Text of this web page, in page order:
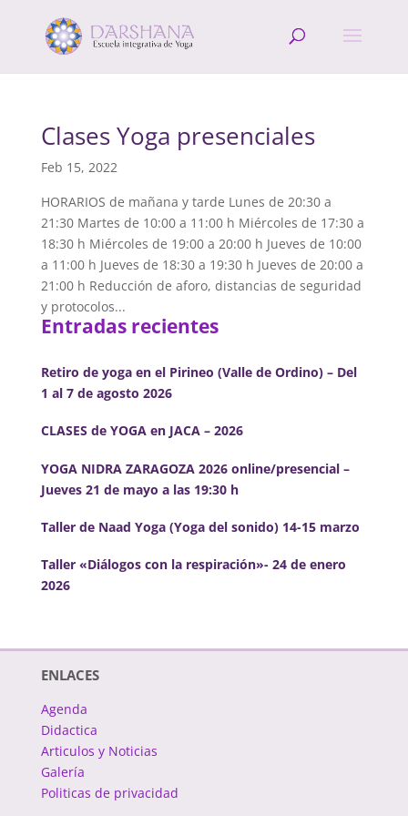
Clases Yoga presenciales
Feb 15, 2022
HORARIOS de mañana y tarde Lunes de 20:30 a
21:30 Martes de 10:00 a 11:00 h Miércoles de 17:30 a
18:30 h Miércoles de 19:00 a 20:00 h Jueves de 10:00
a 11:00 h Jueves de 18:30 a 19:30 h Jueves de 20:00 a
21:00 h Reducción de aforo, distancias de seguridad
y protocolos...
Entradas recientes
Retiro de yoga en el Pirineo (Valle de Ordino) – Del
1 al 7 de agosto 2026
CLASES de YOGA en JACA – 2026
YOGA NIDRA ZARAGOZA 2026 online/presencial –
Jueves 21 de mayo a las 19:30 h
Taller de Naad Yoga (Yoga del sonido) 14-15 marzo
Taller «Diálogos con la respiración»- 24 de enero
2026
ENLACES
Agenda
Didactica
Articulos y Noticias
Galería
Politicas de privacidad